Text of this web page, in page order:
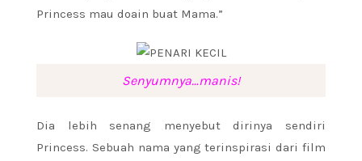
Princess mau doain buat Mama.”
Senyumnya…manis!
Dia lebih senang menyebut dirinya sendiri
Princess. Sebuah nama yang terinspirasi dari film